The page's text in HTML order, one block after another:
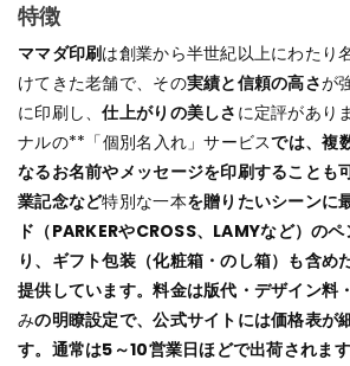
特徴
ママダ印刷は創業から半世紀以上にわたり
けてきた老舗で、その実績と信頼の高さが
に印刷し、仕上がりの美しさ に定評があり
ナルの**「個別名入れ」サービスでは、複
なるお名前やメッセージを印刷することも
業記念など特別な一本を贈りたいシーンに
ド（PARKERやCROSS、LAMYなど）の
り、ギフト包装（化粧箱・のし箱）も含め
提供しています。料金は版代・デザイン料
みの明瞭設定で、公式サイトには価格表が
す。通常は5～10営業日ほどで出荷されま